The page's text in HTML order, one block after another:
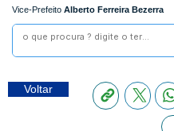
Vice-Prefeito Alberto Ferreira Bezerra
Voltar